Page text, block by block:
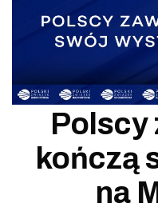
kończą
na